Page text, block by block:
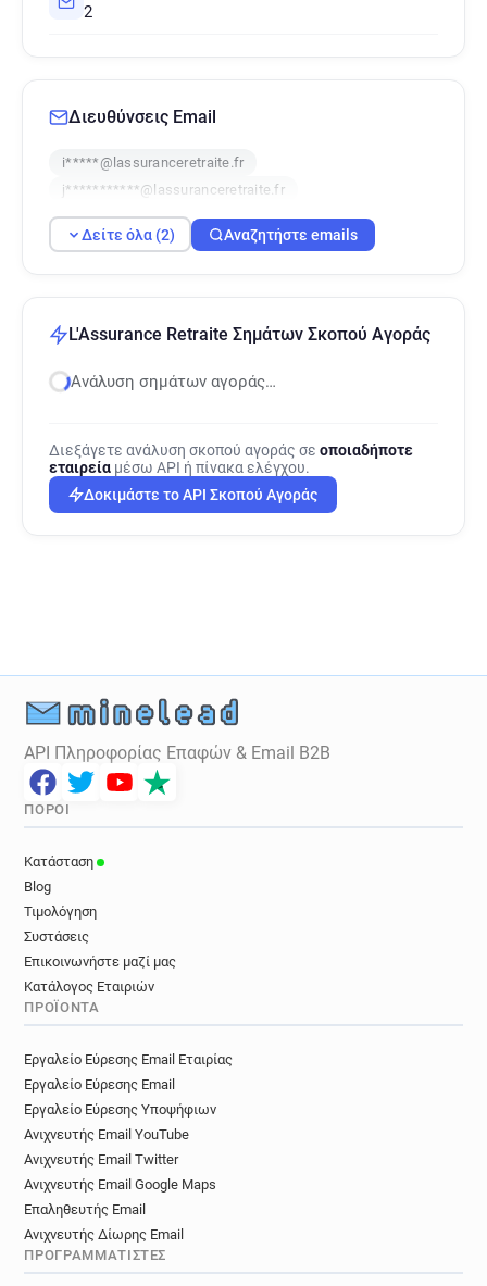
2
Διευθύνσεις Email
i*****@lassuranceretraite.fr
j***********@lassuranceretraite.fr
Δείτε όλα (2) Αναζητήστε emails
L'Assurance Retraite Σημάτων Σκοπού Αγοράς
Ανάλυση σημάτων αγοράς…
Διεξάγετε ανάλυση σκοπού αγοράς σε οποιαδήποτε
εταιρεία μέσω API ή πίνακα ελέγχου.
Δοκιμάστε το API Σκοπού Αγοράς
API Πληροφορίας Επαφών & Email B2B
ΠΌΡΟΙ
Κατάσταση
Blog
Τιμολόγηση
Συστάσεις
Επικοινωνήστε μαζί μας
Κατάλογος Εταιριών
ΠΡΟΪΌΝΤΑ
Εργαλείο Εύρεσης Email Εταιρίας
Εργαλείο Εύρεσης Email
Εργαλείο Εύρεσης Υποψήφιων
Ανιχνευτής Email YouTube
Ανιχνευτής Email Twitter
Ανιχνευτής Email Google Maps
Επαληθευτής Email
Ανιχνευτής Δίωρης Email
ΠΡΟΓΡΑΜΜΑΤΙΣΤΈΣ